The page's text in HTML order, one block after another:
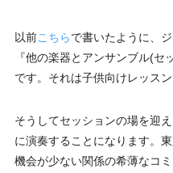
以前こちらで書いたように、
『他の楽器とアンサンブル(セ
です。それは子供向けレッス
そうしてセッションの場を迎
に演奏することになります。
機会が少ない関係の希薄なコ